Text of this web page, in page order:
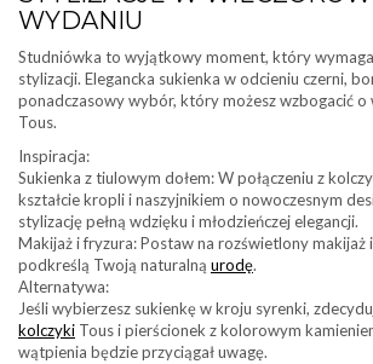
WYDANIU
Studniówka to wyjątkowy moment, który
stylizacji. Elegancka sukienka w odcieniu czerni,
ponadczasowy wybór, który możesz wzbogacić
Tous.
Inspiracja:
Sukienka z tiulowym dołem: W połączeniu z
kształcie kropli i naszyjnikiem o nowoczesnym
stylizację pełną wdzięku i młodzieńczej elegancji.
Makijaż i fryzura: Postaw na rozświetlony makijaż
podkreślą Twoją naturalną urodę.
Alternatywa:
Jeśli wybierzesz sukienkę w kroju syrenki,
kolczyki Tous i pierścionek z kolorowym
wątpienia będzie przyciągał uwagę.